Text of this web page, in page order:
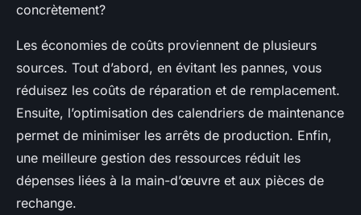
concrètement?
Les économies de coûts proviennent de plusieurs
sources. Tout d’abord, en évitant les pannes, vous
réduisez les coûts de réparation et de remplacement.
Ensuite, l’optimisation des calendriers de maintenance
permet de minimiser les arrêts de production. Enfin,
une meilleure gestion des ressources réduit les
dépenses liées à la main-d’œuvre et aux pièces de
rechange.